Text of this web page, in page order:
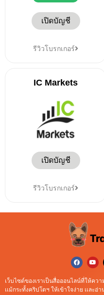
เปิดบัญชี
รีวิวโบรกเกอร์
IC Markets
เปิดบัญชี
รีวิวโบรกเกอร์
เว็บไซต์ของเราเป็นสื่อออนไลน์ที่ให้คว
เเม้กระทั้งคริปโตฯ ให้เข้าใจง่าย เเละ